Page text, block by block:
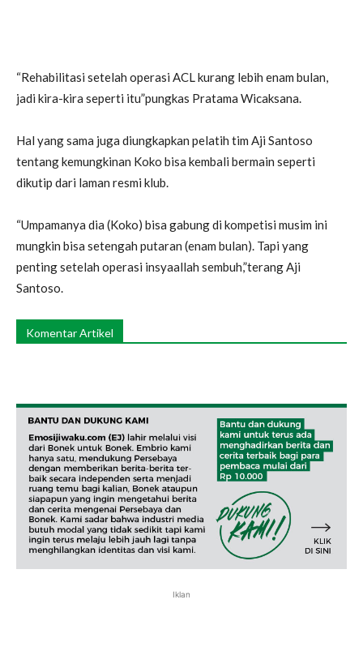
“Rehabilitasi setelah operasi ACL kurang lebih enam bulan,
jadi kira-kira seperti itu”pungkas Pratama Wicaksana.
Hal yang sama juga diungkapkan pelatih tim Aji Santoso
tentang kemungkinan Koko bisa kembali bermain seperti
dikutip dari laman resmi klub.
“Umpamanya dia (Koko) bisa gabung di kompetisi musim ini
mungkin bisa setengah putaran (enam bulan). Tapi yang
penting setelah operasi insyaallah sembuh,”terang Aji
Santoso.
Komentar Artikel
Iklan